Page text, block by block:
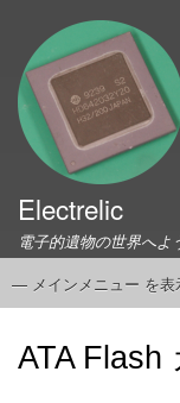
Electrelic
電子的遺物の世界へよ
メ
メ
— メインメニュー を表
ATA Flash